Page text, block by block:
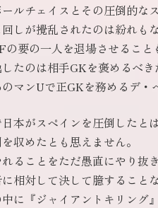
ルチェイスとその圧倒的な
しが攪乱されたのは紛れも
の要の一人を退場させること
たのは相手GKを褒めるべき
マンUで正GKを務めるデ・
本がスペインを圧倒したと
収めたとも思えません。
ることをただ愚直にやり抜
相対して決して臆すること
に『ジャイアントキリング